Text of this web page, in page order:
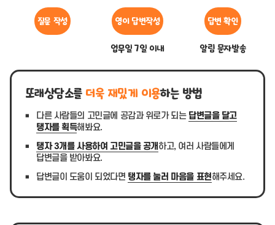
질문 작성 영이 답변작성
업무일 7일 이내
답변 확인
알림 문자발송
또래상담소를 더욱 재밌게 이용하는 방법
다른 사람들의 고민글에 공감과 위로가 되는 답변글을 달고
탱자를 획득해봐요.
탱자 3개를 사용하여 고민글을 공개 하고, 여러 사람들에게
답변글을 받아봐요.
답변글이 도움이 되었다면 탱자를 눌러 마음을 표현해주세요.